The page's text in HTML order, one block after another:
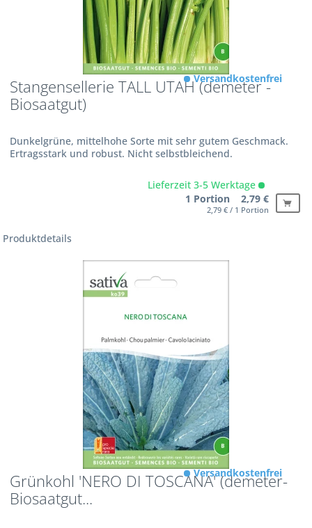
Stangensellerie TALL UTAH (demeter -
Biosaatgut)
Dunkelgrüne, mittelhohe Sorte mit sehr gutem Geschmack.
Ertragsstark und robust. Nicht selbstbleichend.
Versandkostenfrei
Lieferzeit 3-5 Werktage
1 Portion 2,79 €
2,79 € / 1 Portion
Produktdetails
Grünkohl 'NERO DI TOSCANA' (demeter-
Biosaatgut...
Versandkostenfrei